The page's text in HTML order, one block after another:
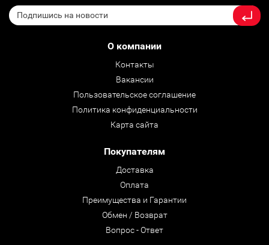
О компании
Контакты
Вакансии
Пользовательское соглашение
Политика конфиденциальности
Карта сайта
Покупателям
Доставка
Оплата
Преимущества и Гарантии
Обмен / Возврат
Вопрос - Ответ